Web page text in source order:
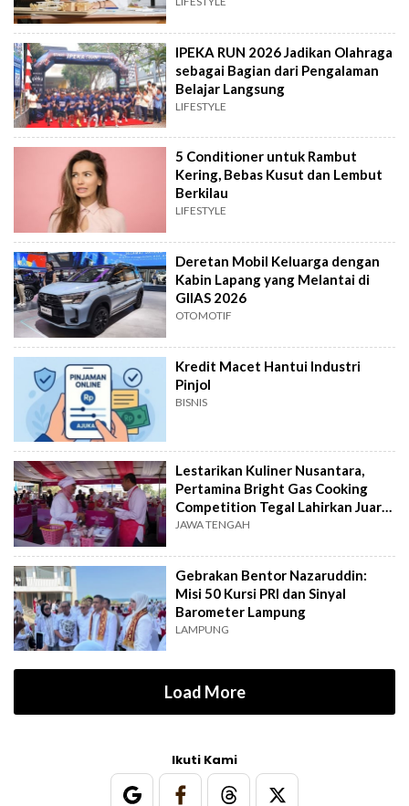
IPEKA RUN 2026 Jadikan Olahraga
sebagai Bagian dari Pengalaman
Belajar Langsung
LIFESTYLE
5 Conditioner untuk Rambut
Kering, Bebas Kusut dan Lembut
Berkilau
LIFESTYLE
Deretan Mobil Keluarga dengan
Kabin Lapang yang Melantai di
GIIAS 2026
OTOMOTIF
Kredit Macet Hantui Industri
Pinjol
BISNIS
Lestarikan Kuliner Nusantara,
Pertamina Bright Gas Cooking
Competition Tegal Lahirkan Juara
Baru
JAWA TENGAH
Gebrakan Bentor Nazaruddin:
Misi 50 Kursi PRI dan Sinyal
Barometer Lampung
LAMPUNG
Load More
Ikuti Kami